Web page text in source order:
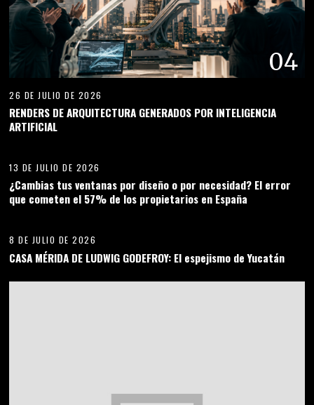
04
26 DE JULIO DE 2026
RENDERS DE ARQUITECTURA GENERADOS POR INTELIGENCIA
ARTIFICIAL
13 DE JULIO DE 2026
¿Cambias tus ventanas por diseño o por necesidad? El error
que cometen el 57% de los propietarios en España
8 DE JULIO DE 2026
CASA MÉRIDA DE LUDWIG GODEFROY: El espejismo de Yucatán